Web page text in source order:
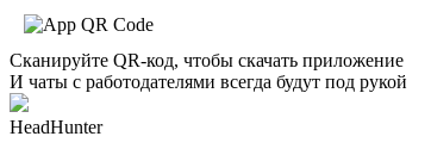
Сканируйте QR-код, чтобы скачать приложение
И чаты с работодателями всегда будут под рукой
HeadHunter